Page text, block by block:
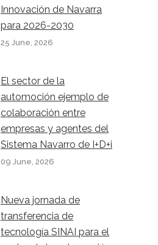
Innovación de Navarra
para 2026-2030
25 June, 2026
El sector de la
automoción ejemplo de
colaboración entre
empresas y agentes del
Sistema Navarro de I+D+i
09 June, 2026
Nueva jornada de
transferencia de
tecnología SINAI para el